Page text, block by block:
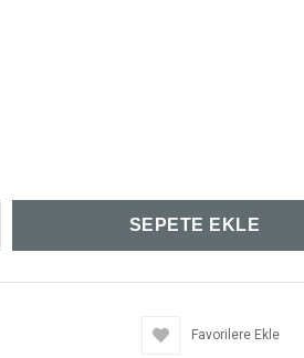
Favorilere Ekle